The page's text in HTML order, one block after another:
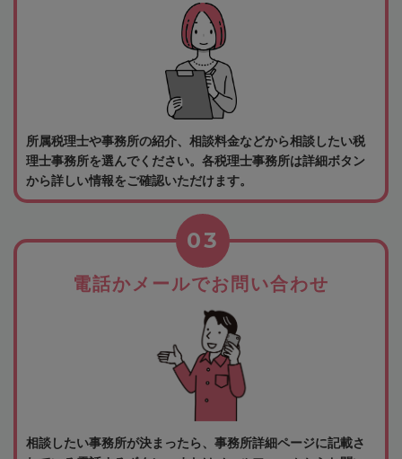
所属税理士や事務所の紹介、相談料金などから相談したい税
理士事務所を選んでください。各税理士事務所は詳細ボタン
から詳しい情報をご確認いただけます。
電話かメールでお問い合わせ
03
相談したい事務所が決まったら、事務所詳細ページに記載さ